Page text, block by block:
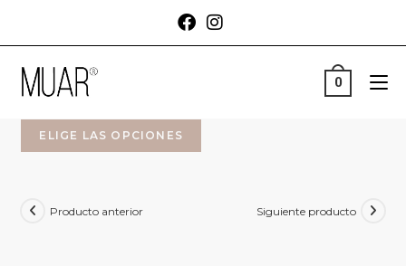
0
ELIGE LAS OPCIONES
Producto anterior Siguiente producto